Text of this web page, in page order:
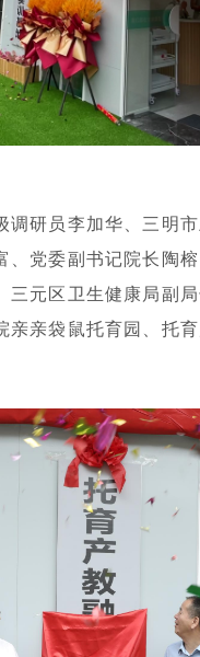
调研员李加华、三明
、党委副书记院长陶
三元区卫生健康局副
亲亲袋鼠托育园、托